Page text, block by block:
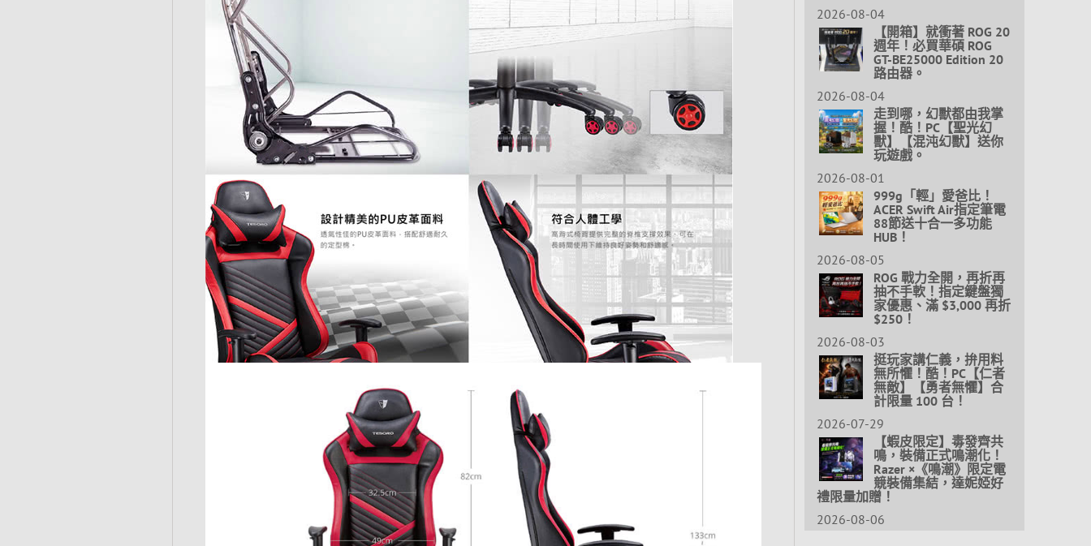
2026-08-04
【開箱】就衝著 ROG 20
週年！必買華碩 ROG
GT-BE25000 Edition 20
路由器。
2026-08-04
走到哪，幻獸都由我掌
握！酷！PC【聖光幻
獸】【混沌幻獸】送你
玩遊戲。
2026-08-01
999g「輕」愛爸比！
ACER Swift Air指定筆電
88節送十合一多功能
HUB！
2026-08-05
ROG 戰力全開，再折再
抽不手軟！指定鍵盤獨
家優惠、滿 $3,000 再折
$250！
2026-08-03
挺玩家講仁義，拚用料
無所懼！酷！PC【仁者
無敵】【勇者無懼】合
計限量 100 台！
2026-07-29
【蝦皮限定】毒發齊共
鳴，裝備正式鳴潮化！
Razer ×《鳴潮》限定電
競裝備集結，達妮婭好
禮限量加贈！
2026-08-06